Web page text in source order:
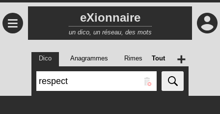
≡ eXionnaire
un dico, un réseau, des mots
Dico Anagrammes Rimes Tout +